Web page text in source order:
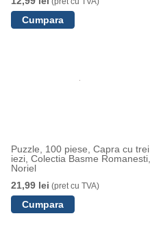
Puzzle, 100 piese, Capra cu trei
iezi, Colectia Basme Romanesti,
Noriel
21,99 lei (pret cu TVA)